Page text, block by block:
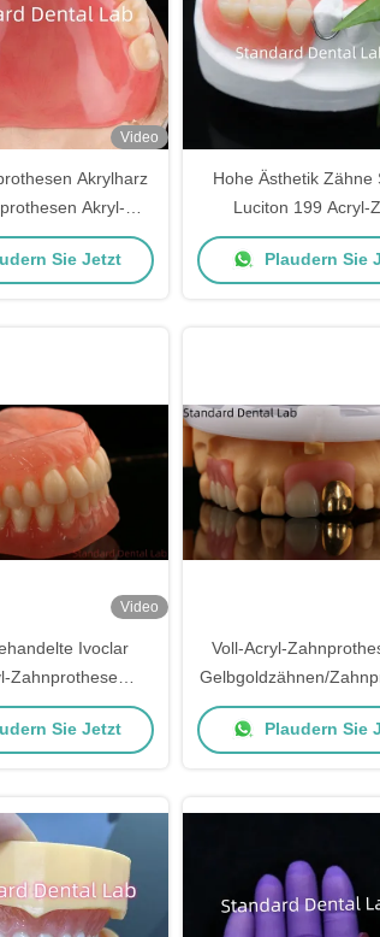
Video
Akrylharz
Akryl-
China Dental
Lab Sie Jetzt
Hohe Ästhetik Zähne
Luciton 199 Acryl-
Acrylharz für
China
Plaudern Sie
Video
Ivoclar
Zahnprothese
Genauigkeit
Vorteil
Sie Jetzt
Voll-Acryl-
Gelbgoldzähnen/
mit temporärer
Zahnprothese
Plaudern Sie